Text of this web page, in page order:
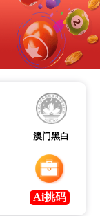
澳门黑白
Ai挑码